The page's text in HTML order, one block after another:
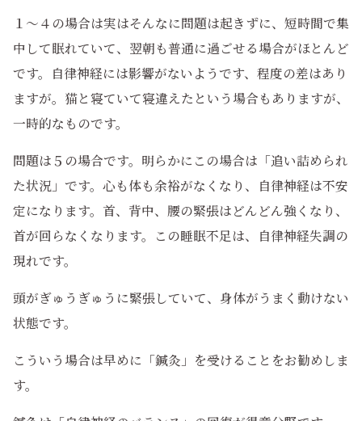
１～４の場合は実はそんなに問題は起きずに、短時間で集
中して眠れていて、翌朝も普通に過ごせる場合がほとんど
です。自律神経には影響がないようです、程度の差はあり
ますが。猫と寝ていて寝違えたという場合もありますが、
一時的なものです。
問題は５の場合です。明らかにこの場合は「追い詰められ
た状況」です。心も体も余裕がなくなり、自律神経は不安
定になります。首、背中、腰の緊張はどんどん強くなり、
首が回らなくなります。この睡眠不足は、自律神経失調の
現れです。
頭がぎゅうぎゅうに緊張していて、身体がうまく動けない
状態です。
こういう場合は早めに「鍼灸」を受けることをお勧めしま
す。